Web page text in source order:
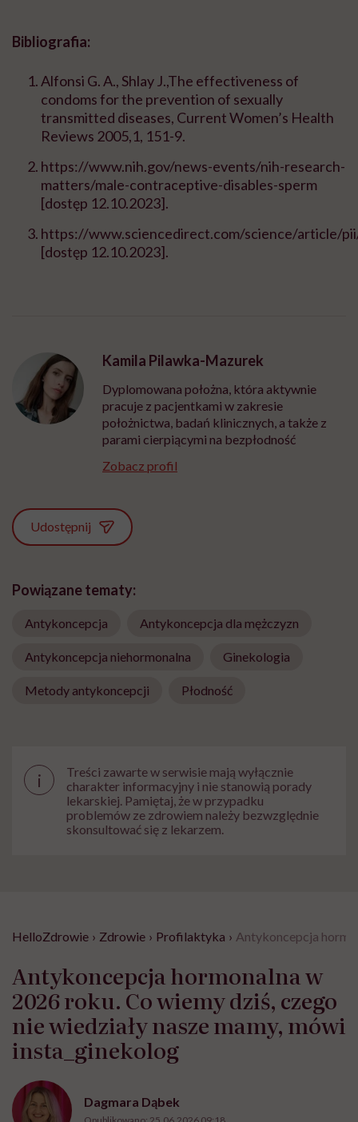
Bibliografia:
Alfonsi G. A., Shlay J.,The effectiveness of
condoms for the prevention of sexually
transmitted diseases, Current Women’s Health
Reviews 2005,1, 151-9.
https://www.nih.gov/news-events/nih-research-
matters/male-contraceptive-disables-sperm
[dostęp 12.10.2023].
https://www.sciencedirect.com/science/article/
[dostęp 12.10.2023].
Kamila Pilawka-Mazurek
Dyplomowana położna, która aktywnie
pracuje z pacjentkami w zakresie
położnictwa, badań klinicznych, a także z
parami cierpiącymi na bezpłodność
Zobacz profil
Udostępnij
Powiązane tematy:
Antykoncepcja Antykoncepcja dla mężczyzn
Antykoncepcja niehormonalna Ginekologia
Metody antykoncepcji Płodność
i
Treści zawarte w serwisie mają wyłącznie
charakter informacyjny i nie stanowią porady
lekarskiej. Pamiętaj, że w przypadku
problemów ze zdrowiem należy bezwzględnie
skonsultować się z lekarzem.
HelloZdrowie › Zdrowie › Profilaktyka › Antykoncepcja
Antykoncepcja hormonalna w
2026 roku. Co wiemy dziś, czego
nie wiedziały nasze mamy, mówi
insta_ginekolog
Dagmara Dąbek
Opublikowano: 25.06.2026 09:18